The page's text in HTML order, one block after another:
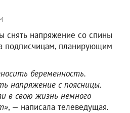
снять напряжение со спины
подписчицам, планирующим
беременность.
напряжение с поясницы.
в свою жизнь немного
, — написала телеведущая.